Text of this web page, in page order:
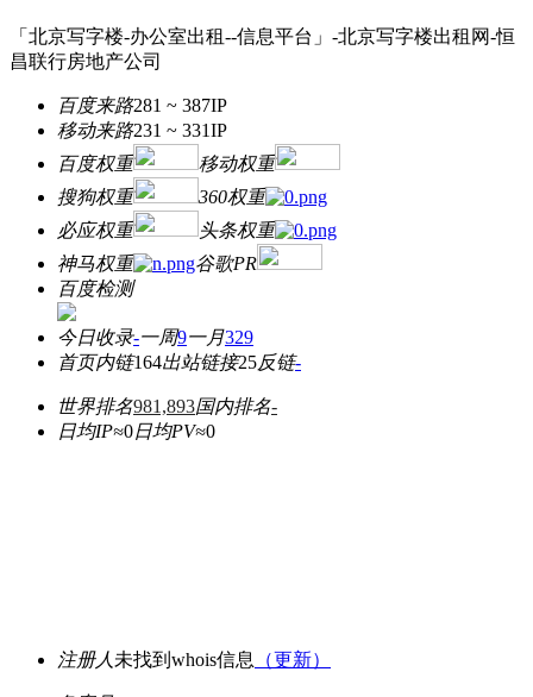
「北京写字楼-办公室出租--信息平台」-北京写字楼出租网-恒
昌联行房地产公司
百度来路281 ~ 387IP
移动来路231 ~ 331IP
百度权重
移动权重
搜狗权重
360权重
必应权重
头条权重
神马权重
谷歌PR
百度检测
今日收录-一周9一月329
首页内链164出站链接25反链-
世界排名981,893国内排名-
日均IP≈0日均PV≈0
注册人 未找到whois信息 （更新）